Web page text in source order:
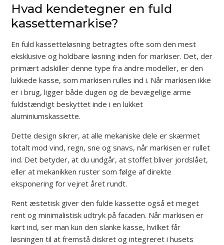
Hvad kendetegner en fuld
kassettemarkise?
En fuld kassetteløsning betragtes ofte som den mest
eksklusive og holdbare løsning inden for markiser. Det, der
primært adskiller denne type fra andre modeller, er den
lukkede kasse, som markisen rulles ind i. Når markisen ikke
er i brug, ligger både dugen og de bevægelige arme
fuldstændigt beskyttet inde i en lukket
aluminiumskassette.
Dette design sikrer, at alle mekaniske dele er skærmet
totalt mod vind, regn, sne og snavs, når markisen er rullet
ind. Det betyder, at du undgår, at stoffet bliver jordslået,
eller at mekanikken ruster som følge af direkte
eksponering for vejret året rundt.
Rent æstetisk giver den fulde kassette også et meget
rent og minimalistisk udtryk på facaden. Når markisen er
kørt ind, ser man kun den slanke kasse, hvilket får
løsningen til at fremstå diskret og integreret i husets